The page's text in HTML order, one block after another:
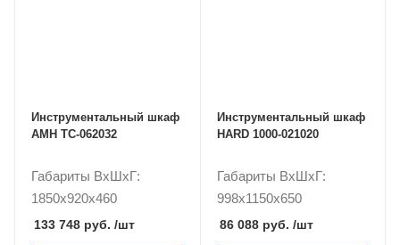
Инструментальный шкаф
AMH TC-062032
Габариты ВxШxГ:
1850x920x460
133 748 руб. /шт
Инструментальный шкаф
HARD 1000-021020
Габариты ВxШxГ:
998x1150x650
86 088 руб. /шт